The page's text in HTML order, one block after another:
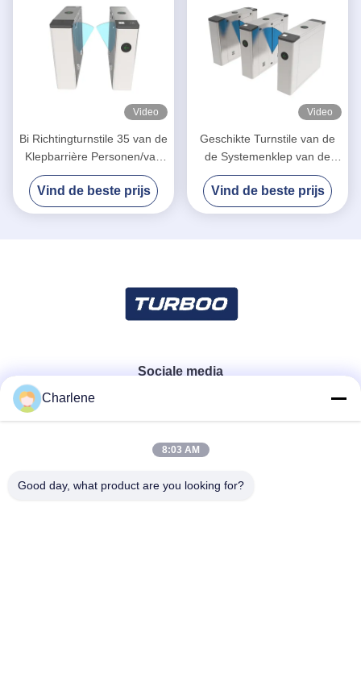
Video
Bi Richtingturnstile 35 van de
Klepbarrière Personen/van
de Doorgangsmin Snelheid
Vind de beste prijs
Video
Geschikte Turnstile van de
de Systemenklep van de
Ingangsbarrière Poort
Vind de beste prijs
Sociale media
Snel contact
Charlene
8:03 AM
Good day, what product are you looking for?